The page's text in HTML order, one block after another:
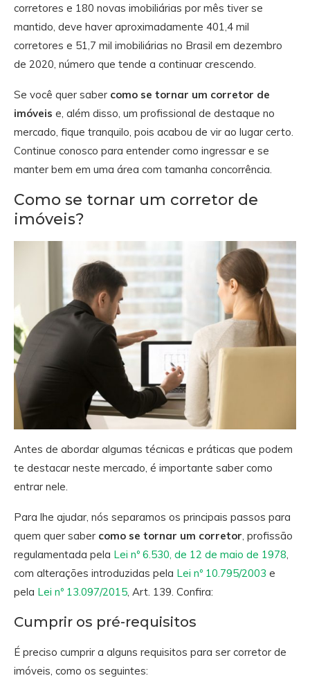
corretores e 180 novas imobiliárias por mês tiver se
mantido, deve haver aproximadamente 401,4 mil
corretores e 51,7 mil imobiliárias no Brasil em dezembro
de 2020, número que tende a continuar crescendo.
Se você quer saber como se tornar um corretor de
imóveis e, além disso, um profissional de destaque no
mercado, fique tranquilo, pois acabou de vir ao lugar certo.
Continue conosco para entender como ingressar e se
manter bem em uma área com tamanha concorrência.
Como se tornar um corretor de
imóveis?
Antes de abordar algumas técnicas e práticas que podem
te destacar neste mercado, é importante saber como
entrar nele.
Para lhe ajudar, nós separamos os principais passos para
quem quer saber como se tornar um corretor , profissão
regulamentada pela Lei nº 6.530, de 12 de maio de 1978
com alterações introduzidas pela Lei nº 10.795/2003 e
pela Lei nº 13.097/2015 , Art. 139. Confira:
Cumprir os pré-requisitos
É preciso cumprir a alguns requisitos para ser corretor de
imóveis, como os seguintes: